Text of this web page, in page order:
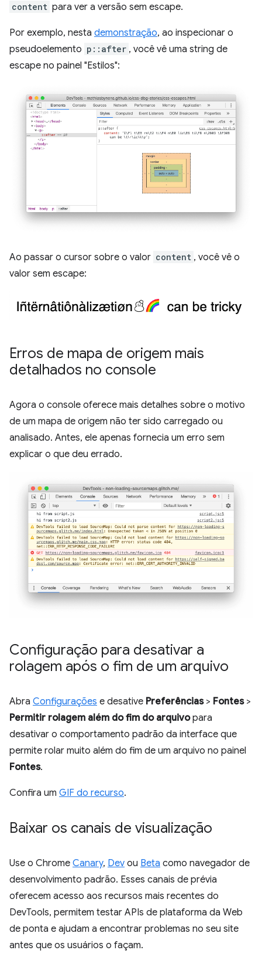
content para ver a versão sem escape.
Por exemplo, nesta demonstração, ao inspecionar o
pseudoelemento p::after , você vê uma string de
escape no painel "Estilos":
Ao passar o cursor sobre o valor content , você vê o
valor sem escape:
Erros de mapa de origem mais
detalhados no console
Agora o console oferece mais detalhes sobre o motivo
de um mapa de origem não ter sido carregado ou
analisado. Antes, ele apenas fornecia um erro sem
explicar o que deu errado.
Configuração para desativar a
rolagem após o fim de um arquivo
Abra Configurações e desative Preferências> Fontes>
Permitir rolagem além do fim do arquivopara
desativar o comportamento padrão da interface que
permite rolar muito além do fim de um arquivo no painel
Fontes.
Confira um GIF do recurso.
Baixar os canais de visualização
Use o Chrome Canary, Dev ou Beta como navegador de
desenvolvimento padrão. Esses canais de prévia
oferecem acesso aos recursos mais recentes do
DevTools, permitem testar APIs de plataforma da Web
de ponta e ajudam a encontrar problemas no seu site
antes que os usuários o façam.